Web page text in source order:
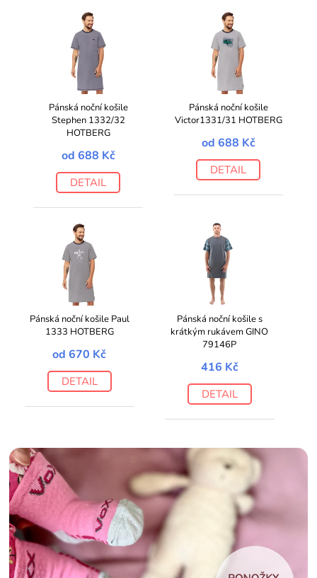
Pánská noční košile
Stephen 1332/32
HOTBERG
od 688 Kč
DETAIL
Pánská noční košile
Victor1331/31 HOTBERG
od 688 Kč
DETAIL
Pánská noční košile Paul
1333 HOTBERG
od 670 Kč
DETAIL
Pánská noční košile s
krátkým rukávem GINO
79146P
416 Kč
DETAIL